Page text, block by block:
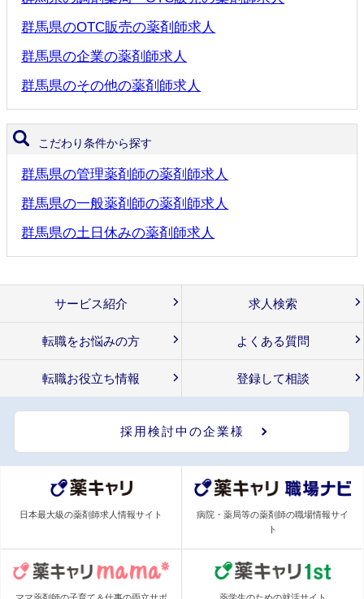
群馬県のOTC販売の薬剤師求人
群馬県の企業の薬剤師求人
群馬県のその他の薬剤師求人
こだわり条件から探す
群馬県の管理薬剤師の薬剤師求人
群馬県の一般薬剤師の薬剤師求人
群馬県の土日休みの薬剤師求人
サービス紹介 求人検索
転職をお悩みの方 よくある質問
転職お役立ち情報 登録して相談
採用検討中の企業様
日本最大級の薬剤師求人情報サイト
病院・薬局等の薬剤師の職場情報サイ
ト